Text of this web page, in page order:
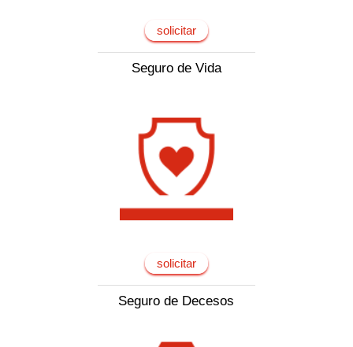
solicitar
Seguro de Vida
solicitar
Seguro de Decesos